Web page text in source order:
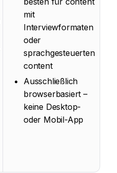
mit
Interviewformaten
oder
sprachgesteuerten
content
Ausschließlich
browserbasiert –
keine Desktop-
oder Mobil-App